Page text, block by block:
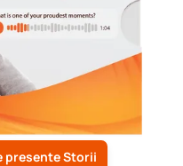
presente Storii